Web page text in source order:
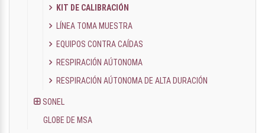
KIT DE CALIBRACIÓN
LÍNEA TOMA MUESTRA
EQUIPOS CONTRA CAÍDAS
RESPIRACIÓN AÚTONOMA
RESPIRACIÓN AÚTONOMA DE ALTA DURACIÓN
SONEL
GLOBE DE MSA